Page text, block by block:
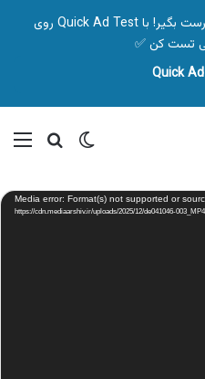
🎯 قبل از شروع کمپین، تصمیم درست بگیر! با Quick Ad Test روی
تست کن ✅
تغییر پوسته
Media error: Format(s) not supported or